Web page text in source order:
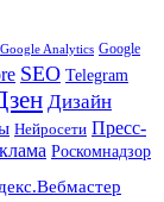
Google Analytics Google
SEO Telegram
Дизайн
Нейросети Пресс-
Роскомнадзор